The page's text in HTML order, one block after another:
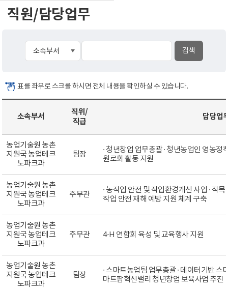
직원/담당업무
표를 좌우로 스크롤 하시면 전체 내용을 확인하실 수 있습니다.
소속부서
직위/
직급
담당업
농업기술원 농촌
지원국 농업테크
노파크과
팀장
∙ 청년창업 업무총괄 ∙ 청년농업인 영농정
원로회 활동 지원
농업기술원 농촌
지원국 농업테크
노파크과
주무관
∙ 농작업 안전 및 작업환경개선 사업 ∙ 작
작업 안전 재해 예방 지원 체계 구축
농업기술원 농촌
지원국 농업테크
노파크과
주무관 4-H 연합회 육성 및 교육행사 지원
농업기술원 농촌
지원국 농업테크
노파크과
팀장
∙ 스마트농업팀 업무총괄 ∙ 데이터기반 스
마트팜혁신밸리 청년창업 보육사업 추진